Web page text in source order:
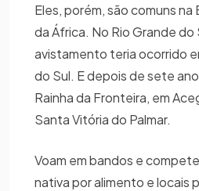
Eles, porém, são comuns na
da África. No Rio Grande do
avistamento teria ocorrido
do Sul. E depois de sete
Rainha da Fronteira, em
Santa Vitória do Palmar.
Voam em bandos e
nativa por alimento e locais